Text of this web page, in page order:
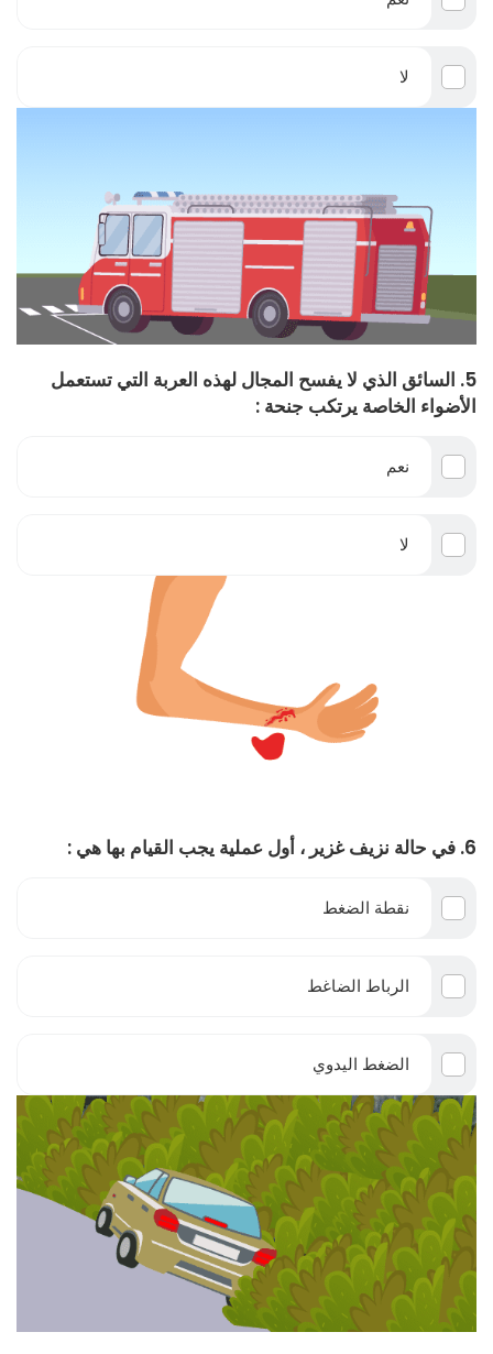
لا
5. السائق الذي لا يفسح المجال لهذه العربة التي تستعمل
الأضواء الخاصة يرتكب جنحة :
نعم
لا
6. في حالة نزيف غزير ، أول عملية يجب القيام بها هي :
نقطة الضغط
الرباط الضاغط
الضغط اليدوي